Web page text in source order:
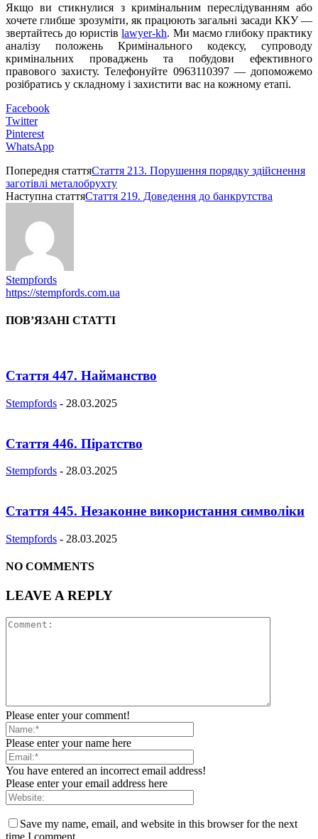
Якщо ви стикнулися з кримінальним переслідуванням або
хочете глибше зрозуміти, як працюють загальні засади ККУ —
звертайтесь до юристівlawyer-kh. Ми маємо глибоку практику
аналізу положень Кримінального кодексу, супроводу
кримінальних проваджень та побудови ефективного
правового захисту. Телефонуйте 0963110397 — допоможемо
розібратись у складному і захистити вас на кожному етапі.
Facebook
Twitter
Pinterest
WhatsApp
Попередня статтяСтаття 213. Порушення порядку здійснення
заготівлі металобрухту
Наступна статтяСтаття 219. Доведення до банкрутства
Stempfords
https://stempfords.com.ua
ПОВ’ЯЗАНІ СТАТТІ
Стаття 447. Найманство
Stempfords - 28.03.2025
Стаття 446. Піратство
Stempfords - 28.03.2025
Стаття 445. Незаконне використання символіки
Stempfords - 28.03.2025
NO COMMENTS
LEAVE A REPLY
Please enter your comment!
Please enter your name here
You have entered an incorrect email address!
Please enter your email address here
Save my name, email, and website in this browser for the next
time I comment.